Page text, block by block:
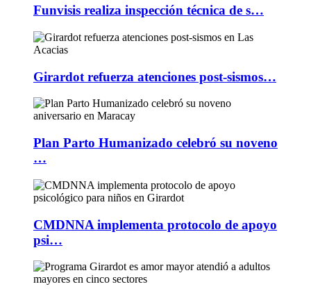
Funvisis realiza inspección técnica de s…
Girardot refuerza atenciones post-sismos…
Plan Parto Humanizado celebró su noveno
…
CMDNNA implementa protocolo de apoyo
psi…